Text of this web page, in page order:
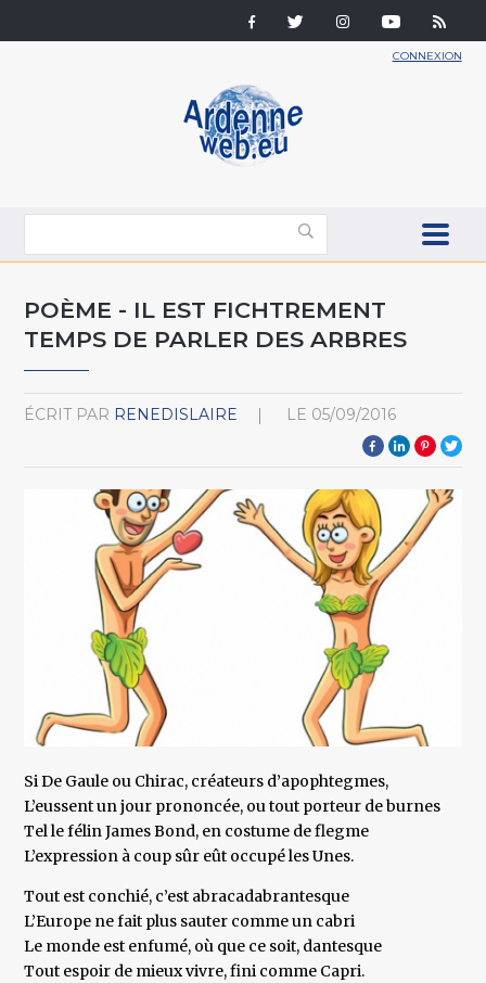
CONNEXION
POÈME - IL EST FICHTREMENT
TEMPS DE PARLER DES ARBRES
ÉCRIT PAR RENEDISLAIRE LE 05/09/2016
Si De Gaule ou Chirac, créateurs d’apophtegmes,
L’eussent un jour prononcée, ou tout porteur de burnes
Tel le félin James Bond, en costume de flegme
L’expression à coup sûr eût occupé les Unes.
Tout est conchié, c’est abracadabrantesque
L’Europe ne fait plus sauter comme un cabri
Le monde est enfumé, où que ce soit, dantesque
Tout espoir de mieux vivre, fini comme Capri.